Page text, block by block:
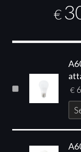
€
€